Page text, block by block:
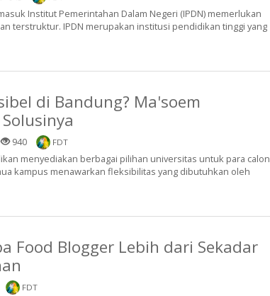
Institut Pemerintahan Dalam Negeri (IPDN) memerlukan
terstruktur. IPDN merupakan institusi pendidikan tinggi yang
di Bandung? Ma'soem
940 FDT
menyediakan berbagai pilihan universitas untuk para calon
kampus menawarkan fleksibilitas yang dibutuhkan oleh
Food Blogger Lebih dari Sekadar
FDT